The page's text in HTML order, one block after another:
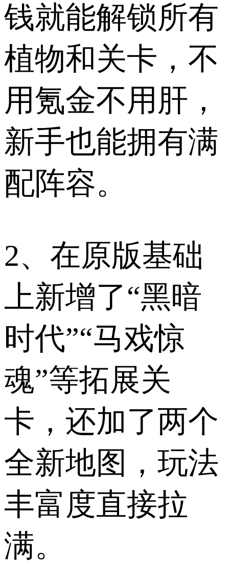
钱就能解锁所有
植物和关卡，不
用氪金不用肝，
新手也能拥有满
配阵容。
2、在原版基础
上新增了“黑暗
时代”“马戏惊
魂”等拓展关
卡，还加了两个
全新地图，玩法
丰富度直接拉
满。